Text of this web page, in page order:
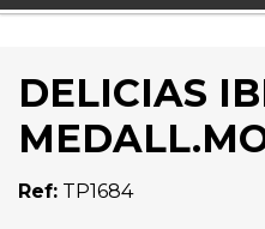
DELICIAS
Ref: TP1684